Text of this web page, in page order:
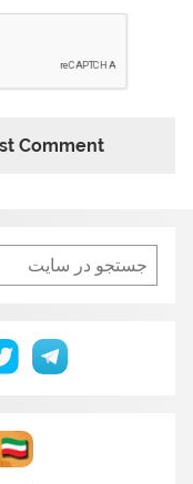
Search